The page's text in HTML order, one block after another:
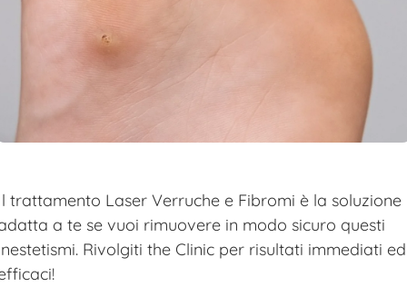
trattamento Laser Verruche e Fibromi è la soluzione
a te se vuoi rimuovere in modo sicuro questi
Rivolgiti the Clinic per risultati immediati ed